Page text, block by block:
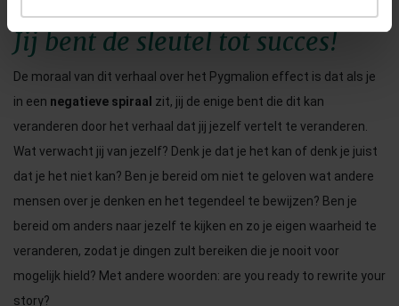
Jij bent de sleutel tot succes!
De moraal van dit verhaal over het Pygmalion effect is dat als je
in een negatieve spiraal zit, jij de enige bent die dit kan
veranderen door het verhaal dat jij jezelf vertelt te veranderen.
Wat verwacht jij van jezelf? Denk je dat je het kan of denk je juist
dat je het niet kan? Ben je bereid om niet te geloven wat andere
mensen over je denken en het tegendeel te bewijzen? Ben je
bereid om anders naar jezelf te kijken en zo je eigen waarheid te
veranderen, zodat je dingen zult bereiken die je nooit voor
mogelijk hield? Met andere woorden: are you ready to rewrite your
story?